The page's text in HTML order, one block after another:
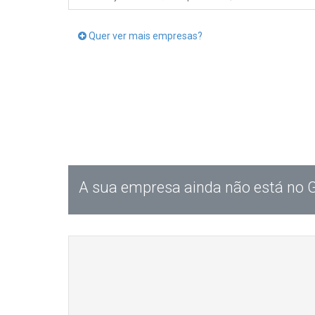
Quer ver mais empresas?
A sua empresa ainda não está no